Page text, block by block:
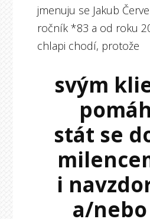
jmenuju se Jakub
ročník *83 a od roku
chlapi chodí, protože
svým
stát se
i
a/nebo